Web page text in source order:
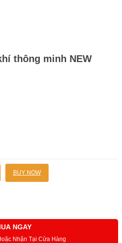
thông minh NEW
BUY NOW
NGAY
Nhận Tại Cửa Hàng